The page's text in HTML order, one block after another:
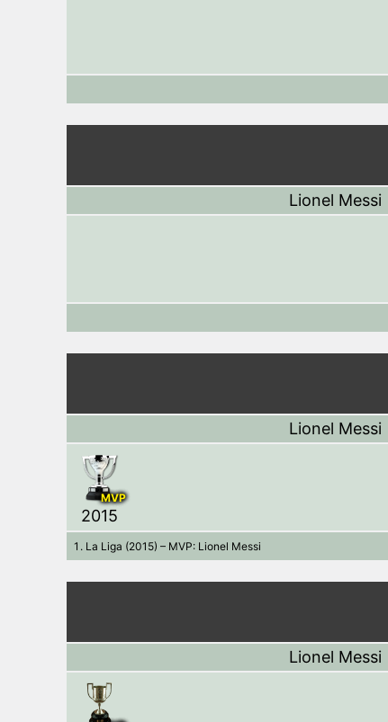
Lionel Messi
Lionel Messi
MVP
2015
La Liga (2015) – MVP: Lionel Messi
Lionel Messi